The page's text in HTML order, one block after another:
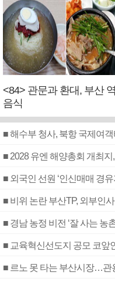
<84> 관문과 환대, 부산
음식
■ 해수부 청사, 북항 국제여
■ 2028 유엔 해양총회 개최지
■ 외국인 선원 ‘인신매매 경
■ 비위 논란 부산TP, 외부인
■ 경남 농정 비전 ‘잘 사는
■ 교육혁신선도지 공모 코앞
■ 르노 못 타는 부산시장…관